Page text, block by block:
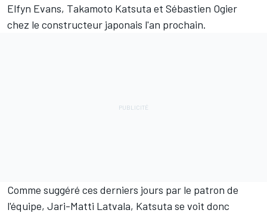
Elfyn Evans, Takamoto Katsuta et Sébastien Ogier
chez le constructeur japonais l'an prochain.
Comme suggéré ces derniers jours par le patron de
l'équipe, Jari-Matti Latvala, Katsuta se voit donc